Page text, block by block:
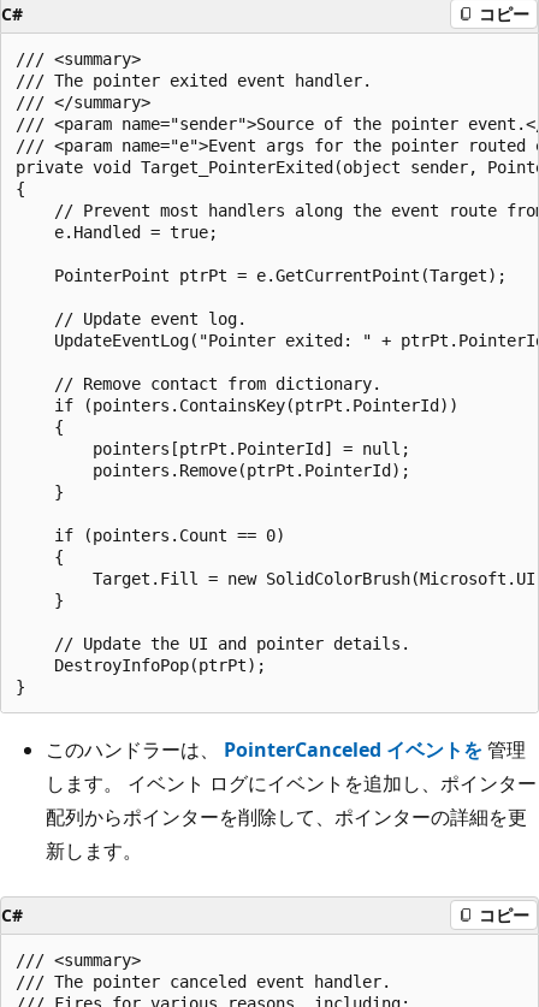
C# コピー
/// <summary>
/// The pointer exited event handler.
/// </summary>
/// <param name="sender">Source of the pointer event.</
/// <param name="e">Event args for the pointer routed
private void Target_PointerExited(object sender,
{
// Prevent most handlers along the event route
    e.Handled = true;
    PointerPoint ptrPt = e.GetCurrentPoint(Target);
    // Update event log.
UpdateEventLog("Pointer exited: " +
    // Remove contact from dictionary.
    if (pointers.ContainsKey(ptrPt.PointerId))
    {
        pointers[ptrPt.PointerId] = null;
        pointers.Remove(ptrPt.PointerId);
    }
    if (pointers.Count == 0)
    {
Target.Fill = new
    }
    // Update the UI and pointer details.
    DestroyInfoPop(ptrPt);
このハンドラーは、 PointerCanceled イベントを管理
します。 イベント ログにイベントを追加し、ポインター
配列からポインターを削除して、ポインターの詳細を更
新します。
C# コピー
/// <summary>
/// The pointer canceled event handler.
/// Fires for various reasons, including: